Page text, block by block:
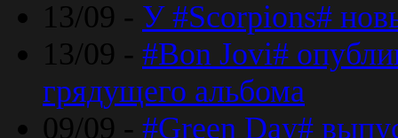
13/09 - У #Scorpions#
13/09 - #Bon Jovi#
грядущего альбома
09/09 - #Green Day#